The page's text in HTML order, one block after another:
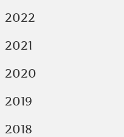
2022
2021
2020
2019
2018